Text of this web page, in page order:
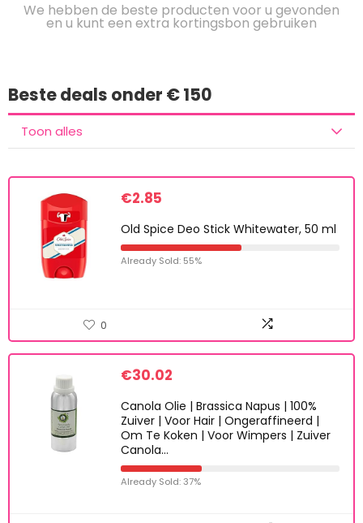
We hebben de beste producten voor u gevonden
en u kunt een extra kortingsbon gebruiken
Beste deals onder € 150
Toon alles
€2.85
Old Spice Deo Stick Whitewater, 50 ml
Already Sold: 55%
0
€30.02
Canola Olie | Brassica Napus | 100%
Zuiver | Voor Hair | Ongeraffineerd |
Om Te Koken | Voor Wimpers | Zuiver
Canola…
Already Sold: 37%